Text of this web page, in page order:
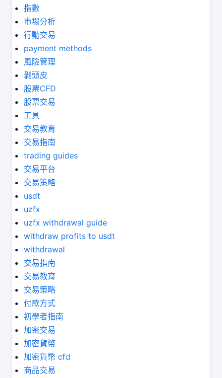
指數
市場分析
行動交易
payment methods
風險管理
剝頭皮
股票CFD
股票交易
工具
交易教育
交易指南
trading guides
交易平台
交易策略
usdt
uzfx
uzfx withdrawal guide
withdraw profits to usdt
withdrawal
交易指南
交易教育
交易策略
付款方式
初學者指南
加密交易
加密貨幣
加密貨幣 cfd
商品交易